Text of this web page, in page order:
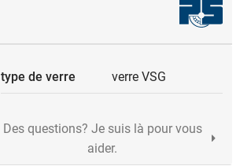
type de verre
verre VSG
Des questions? Je suis là pour vous
aider.